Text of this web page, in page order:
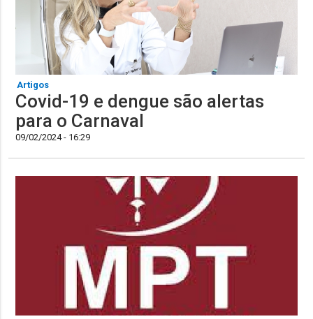
Artigos
Covid-19 e dengue são alertas
para o Carnaval
09/02/2024 - 16:29